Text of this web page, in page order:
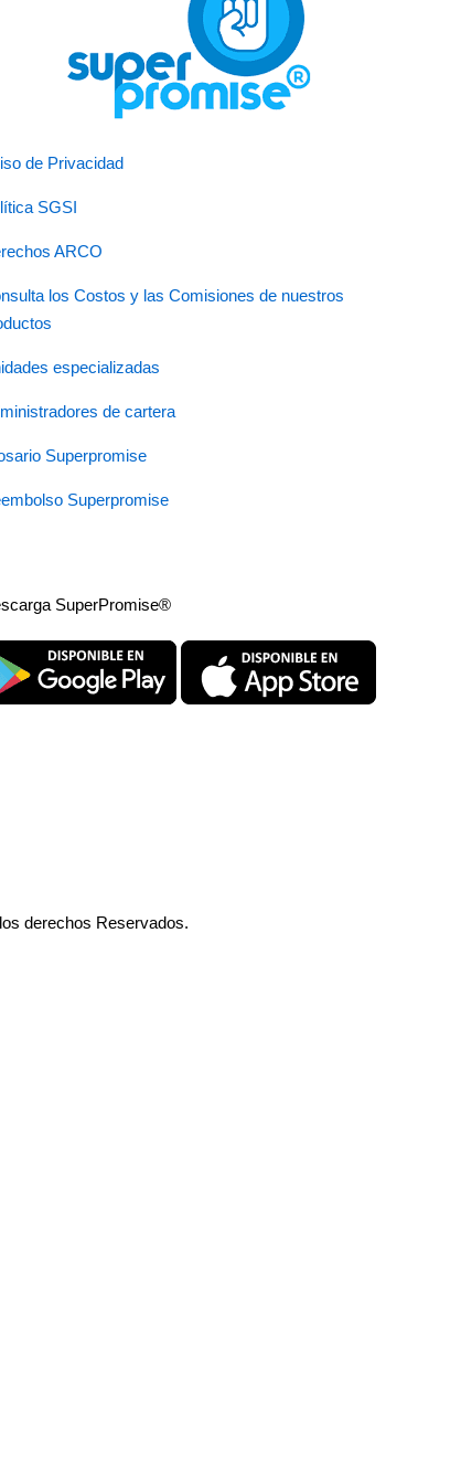
de Privacidad
SGSI
ARCO
los Costos y las Comisiones de nuestros
especializadas
de cartera
Superpromise
Superpromise
SuperPromise®
derechos Reservados.